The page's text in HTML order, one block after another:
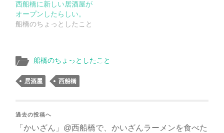
西船橋に新しい居酒屋が
オープンしたらしい。
船橋のちょっとしたこと
船橋のちょっとしたこと
居酒屋 西船橋
過去の投稿へ
「かいざん」@西船橋で、かいざんラーメンを食べた